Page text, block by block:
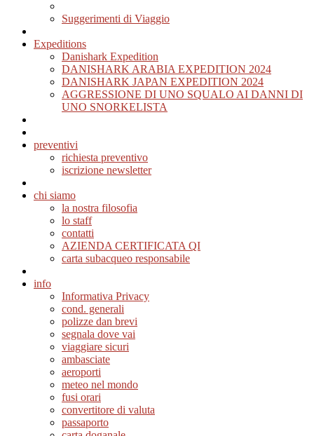
Suggerimenti di Viaggio
Expeditions
Danishark Expedition
DANISHARK ARABIA EXPEDITION 2024
DANISHARK JAPAN EXPEDITION 2024
AGGRESSIONE DI UNO SQUALO AI DANNI DI
UNO SNORKELISTA
preventivi
richiesta preventivo
iscrizione newsletter
chi siamo
la nostra filosofia
lo staff
contatti
AZIENDA CERTIFICATA QI
carta subacqueo responsabile
info
Informativa Privacy
cond. generali
polizze dan brevi
segnala dove vai
viaggiare sicuri
ambasciate
aeroporti
meteo nel mondo
fusi orari
convertitore di valuta
passaporto